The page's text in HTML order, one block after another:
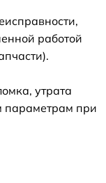
работой
утрата
параметрам при